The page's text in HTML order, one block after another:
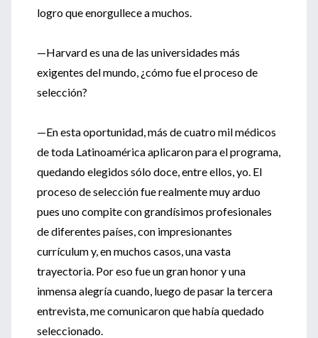
logro que enorgullece a muchos.
—Harvard es una de las universidades más
exigentes del mundo, ¿cómo fue el proceso de
selección?
—En esta oportunidad, más de cuatro mil médicos
de toda Latinoamérica aplicaron para el programa,
quedando elegidos sólo doce, entre ellos, yo. El
proceso de selección fue realmente muy arduo
pues uno compite con grandísimos profesionales
de diferentes países, con impresionantes
currículum y, en muchos casos, una vasta
trayectoria. Por eso fue un gran honor y una
inmensa alegría cuando, luego de pasar la tercera
entrevista, me comunicaron que había quedado
seleccionado.